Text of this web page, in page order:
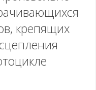
крепящих